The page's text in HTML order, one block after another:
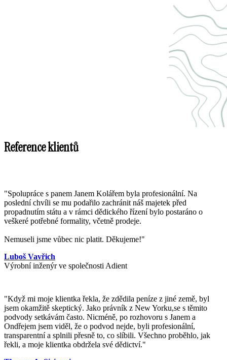
Reference klientů
"Spolupráce s panem Janem Kolářem byla profesionální. Na
poslední chvíli se mu podařilo zachránit náš majetek před
propadnutím státu a v rámci dědického řízení bylo postaráno o
veškeré potřebné formality, včetně prodeje.
Nemuseli jsme vůbec nic platit. Děkujeme!"
Luboš Vavřich
Výrobní inženýr ve společnosti Adient
"Když mi moje klientka řekla, že zdědila peníze z jiné země, byl
jsem okamžitě skeptický. Jako právník z New Yorku,se s těmito
podvody setkávám často. Nicméně, po rozhovoru s Janem a
Ondřejem jsem viděl, že o podvod nejde, byli profesionální,
transparentní a splnili přesně to, co slíbili. Všechno proběhlo, jak
řekli, a moje klientka obdržela své dědictví."